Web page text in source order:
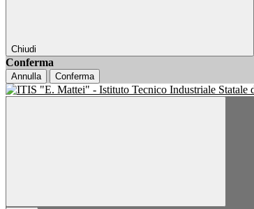
Chiudi
Conferma
Annulla Conferma